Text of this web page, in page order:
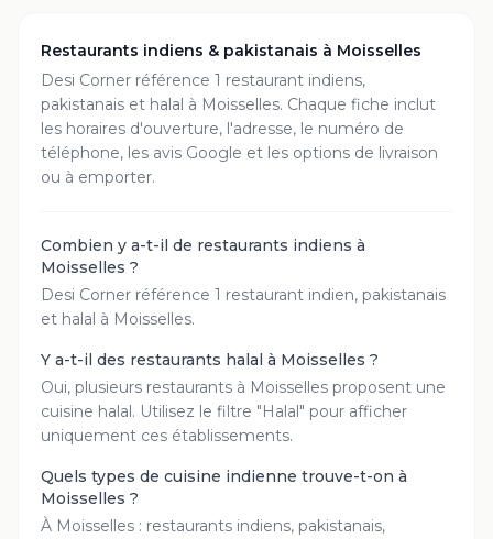
Restaurants indiens & pakistanais à Moisselles
Desi Corner référence 1 restaurant indiens,
pakistanais et halal à Moisselles. Chaque fiche inclut
les horaires d'ouverture, l'adresse, le numéro de
téléphone, les avis Google et les options de livraison
ou à emporter.
Combien y a-t-il de restaurants indiens à
Moisselles ?
Desi Corner référence 1 restaurant indien, pakistanais
et halal à Moisselles.
Y a-t-il des restaurants halal à Moisselles ?
Oui, plusieurs restaurants à Moisselles proposent une
cuisine halal. Utilisez le filtre "Halal" pour afficher
uniquement ces établissements.
Quels types de cuisine indienne trouve-t-on à
Moisselles ?
À Moisselles : restaurants indiens, pakistanais,